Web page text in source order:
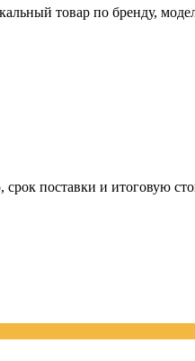
товар по бренду,
поставки и итоговую